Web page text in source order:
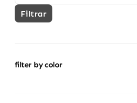
Filtrar
filter by color